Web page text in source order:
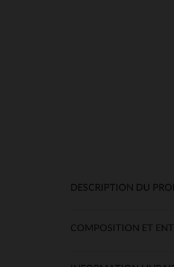
DESCRIPTION DU
COMPOSITION ET